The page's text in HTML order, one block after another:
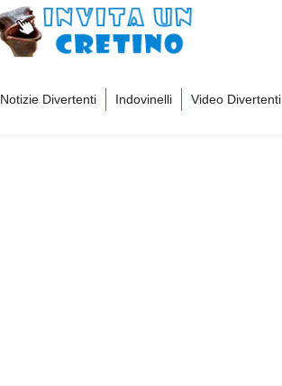
Notizie Divertenti Indovinelli Video Divertenti